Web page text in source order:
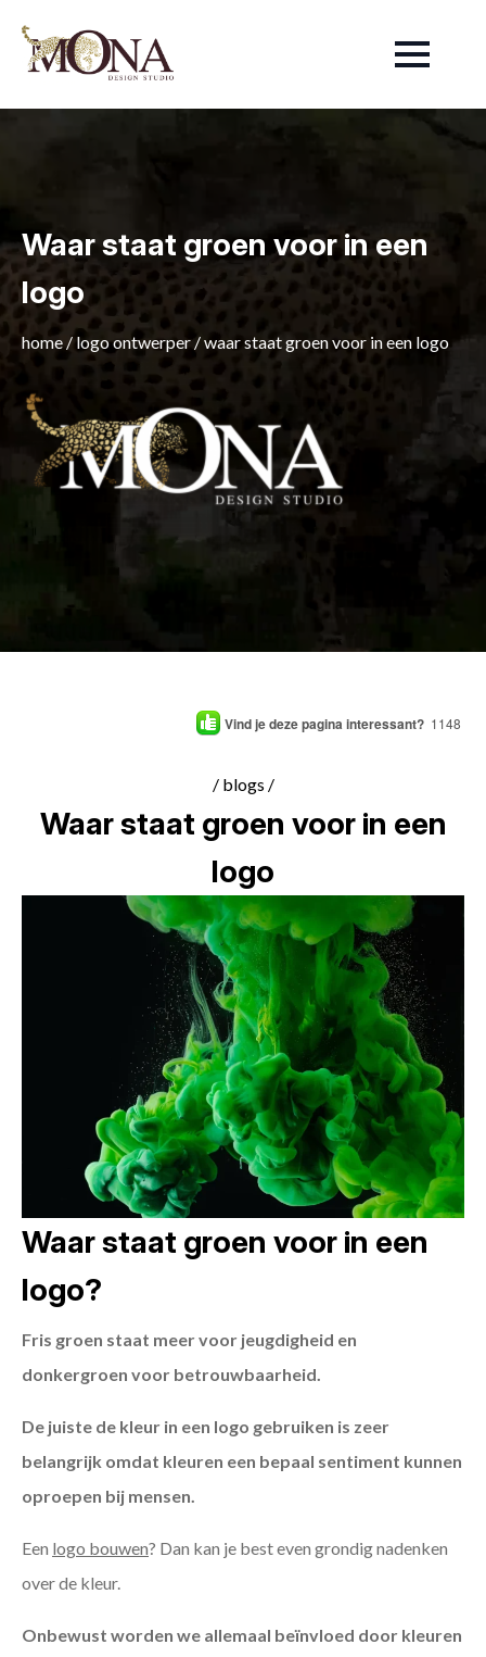
Waar staat groen voor in een
logo
home / logo ontwerper /waar staat groen voor in een logo
Vind je deze pagina interessant? 1148
/ blogs /
Waar staat groen voor in een
logo
Waar staat groen voor in een
logo?
Fris groen staat meer voor jeugdigheid en
donkergroen voor betrouwbaarheid.
De juiste de kleur in een logo gebruiken is zeer
belangrijk omdat kleuren een bepaal sentiment kunnen
oproepen bij mensen.
Een logo bouwen? Dan kan je best even grondig nadenken
over de kleur.
Onbewust worden we allemaal beïnvloed door kleuren